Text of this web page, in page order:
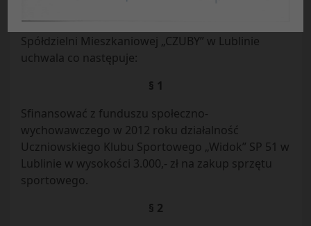
„Widok”, działając na podstawie § 103 b Statutu
Spółdzielni Mieszkaniowej „CZUBY” w Lublinie
uchwala co następuje:
§ 1
Sfinansować z funduszu społeczno-
wychowawczego w 2012 roku działalność
Uczniowskiego Klubu Sportowego „Widok” SP 51 w
Lublinie w wysokości 3.000,- zł na zakup sprzętu
sportowego.
§ 2